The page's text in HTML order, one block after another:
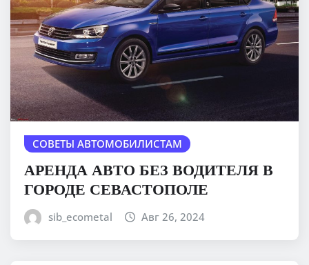
СОВЕТЫ АВТОМОБИЛИСТАМ
АРЕНДА АВТО БЕЗ ВОДИТЕЛЯ В
ГОРОДЕ СЕВАСТОПОЛЕ
sib_ecometal Авг 26, 2024